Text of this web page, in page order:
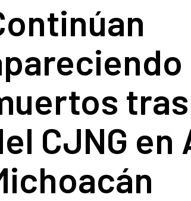
CJNG en